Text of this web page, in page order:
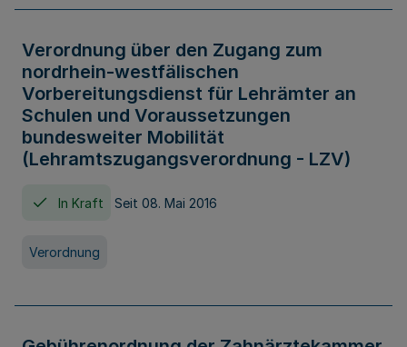
Verordnung über den Zugang zum
nordrhein-westfälischen
Vorbereitungsdienst für Lehrämter an
Schulen und Voraussetzungen
bundesweiter Mobilität
(Lehramtszugangsverordnung - LZV)
In Kraft Seit 08. Mai 2016
Verordnung